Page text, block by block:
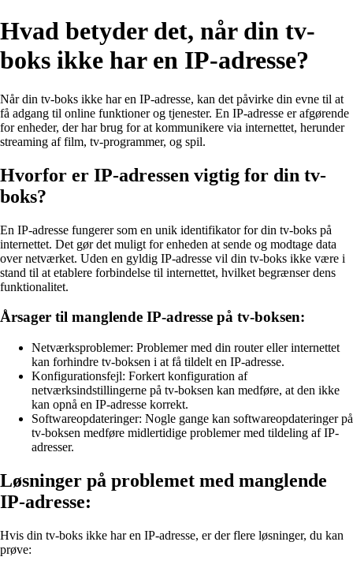
Hvad betyder det, når din tv-
boks ikke har en IP-adresse?
Når din tv-boks ikke har en IP-adresse, kan det påvirke din evne til at
få adgang til online funktioner og tjenester. En IP-adresse er afgørende
for enheder, der har brug for at kommunikere via internettet, herunder
streaming af film, tv-programmer, og spil.
Hvorfor er IP-adressen vigtig for din tv-
boks?
En IP-adresse fungerer som en unik identifikator for din tv-boks på
internettet. Det gør det muligt for enheden at sende og modtage data
over netværket. Uden en gyldig IP-adresse vil din tv-boks ikke være i
stand til at etablere forbindelse til internettet, hvilket begrænser dens
funktionalitet.
Årsager til manglende IP-adresse på tv-boksen:
Netværksproblemer: Problemer med din router eller internettet
kan forhindre tv-boksen i at få tildelt en IP-adresse.
Konfigurationsfejl: Forkert konfiguration af
netværksindstillingerne på tv-boksen kan medføre, at den ikke
kan opnå en IP-adresse korrekt.
Softwareopdateringer: Nogle gange kan softwareopdateringer på
tv-boksen medføre midlertidige problemer med tildeling af IP-
adresser.
Løsninger på problemet med manglende
IP-adresse:
Hvis din tv-boks ikke har en IP-adresse, er der flere løsninger, du kan
prøve: